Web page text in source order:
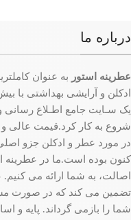
درباره ما
عطرینه استور به عنوان
یک سـایت جامع اطـلاع رسانی
شروع به کار کرد.قیمت عالی و
در مورد عطر و ادکلن جزو اصلی
کنون بوده است.ما در
اصالت، به شما ارائه می
تضمین می کند که در صورت
شما را بازمی گرداند. پایه و